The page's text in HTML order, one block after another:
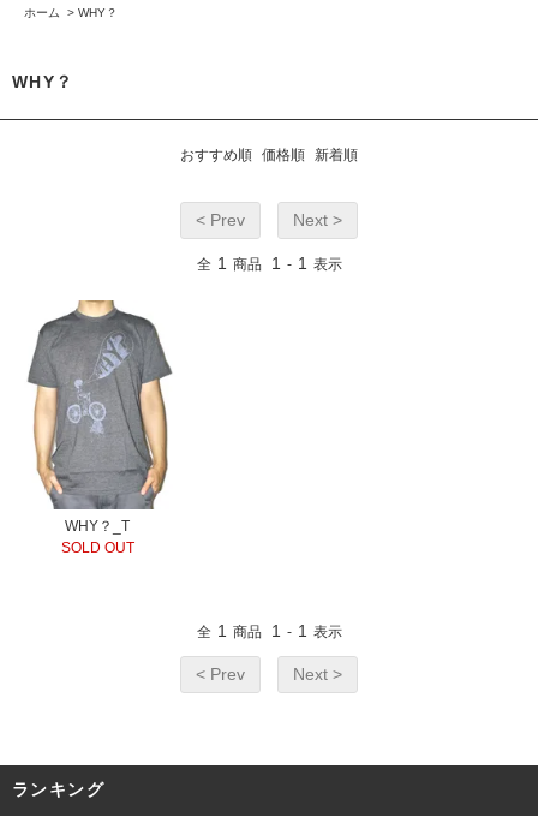
ホーム > WHY？
WHY？
おすすめ順 価格順 新着順
< Prev Next >
全 1 商品 1 - 1 表示
WHY？_T
SOLD OUT
全 1 商品 1 - 1 表示
< Prev Next >
ランキング